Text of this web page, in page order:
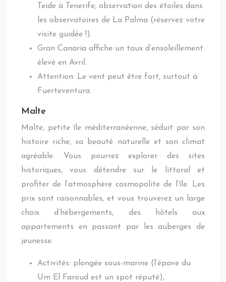
Teide à Tenerife, observation des étoiles dans
les observatoires de La Palma (réservez votre
visite guidée !).
Gran Canaria affiche un taux d’ensoleillement
élevé en Avril.
Attention: Le vent peut être fort, surtout à
Fuerteventura.
Malte
Malte, petite île méditerranéenne, séduit par son
histoire riche, sa beauté naturelle et son climat
agréable. Vous pourrez explorer des sites
historiques, vous détendre sur le littoral et
profiter de l’atmosphère cosmopolite de l’île. Les
prix sont raisonnables, et vous trouverez un large
choix d’hébergements, des hôtels aux
appartements en passant par les auberges de
jeunesse.
Activités: plongée sous-marine (l’épave du
Um El Faroud est un spot réputé),